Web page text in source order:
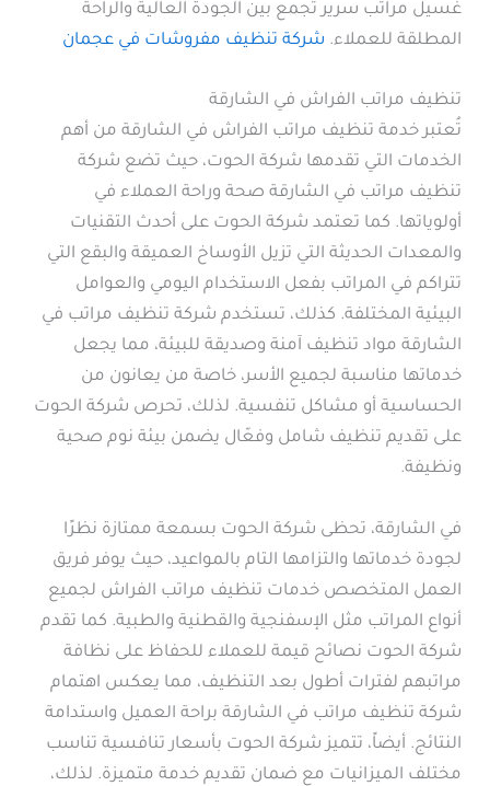
غسيل مراتب سرير تجمع بين الجودة العالية والراحة
المطلقة للعملاء. شركة تنظيف مفروشات في عجمان
تنظيف مراتب الفراش في الشارقة
تُعتبر خدمة تنظيف مراتب الفراش في الشارقة من أهم
الخدمات التي تقدمها شركة الحوت، حيث تضع شركة
تنظيف مراتب في الشارقة صحة وراحة العملاء في
أولوياتها. كما تعتمد شركة الحوت على أحدث التقنيات
والمعدات الحديثة التي تزيل الأوساخ العميقة والبقع التي
تتراكم في المراتب بفعل الاستخدام اليومي والعوامل
البيئية المختلفة. كذلك، تستخدم شركة تنظيف مراتب في
الشارقة مواد تنظيف آمنة وصديقة للبيئة، مما يجعل
خدماتها مناسبة لجميع الأسر، خاصة من يعانون من
الحساسية أو مشاكل تنفسية. لذلك، تحرص شركة الحوت
على تقديم تنظيف شامل وفعّال يضمن بيئة نوم صحية
ونظيفة.
في الشارقة، تحظى شركة الحوت بسمعة ممتازة نظرًا
لجودة خدماتها والتزامها التام بالمواعيد، حيث يوفر فريق
العمل المتخصص خدمات تنظيف مراتب الفراش لجميع
أنواع المراتب مثل الإسفنجية والقطنية والطبية. كما تقدم
شركة الحوت نصائح قيمة للعملاء للحفاظ على نظافة
مراتبهم لفترات أطول بعد التنظيف، مما يعكس اهتمام
شركة تنظيف مراتب في الشارقة براحة العميل واستدامة
النتائج. أيضاً، تتميز شركة الحوت بأسعار تنافسية تناسب
مختلف الميزانيات مع ضمان تقديم خدمة متميزة. لذلك،